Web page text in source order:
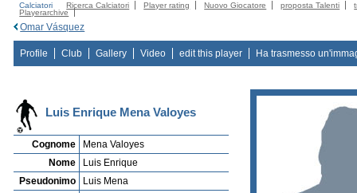
Calciatori Ricerca Calciatori Player rating Nuovo Giocatore proposta Talenti
Playerarchive
Omar Vásquez
Profile Club Gallery Video edit this player Ha trasmesso
Luis Enrique Mena Valoyes
Cognome
Mena Valoyes
Nome
Luis Enrique
Pseudonimo
Luis Mena